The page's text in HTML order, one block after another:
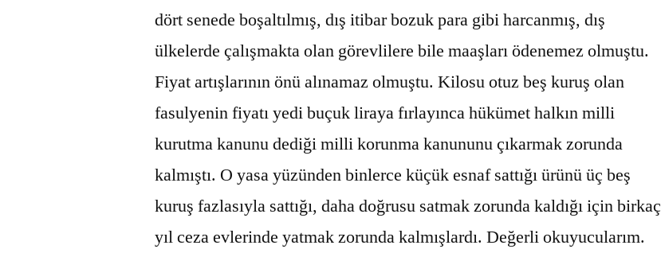
dört senede boşaltılmış, dış itibar bozuk para gibi harcanmış, dış
ülkelerde çalışmakta olan görevlilere bile maaşları ödenemez olmuştu.
Fiyat artışlarının önü alınamaz olmuştu. Kilosu otuz beş kuruş olan
fasulyenin fiyatı yedi buçuk liraya fırlayınca hükümet halkın milli
kurutma kanunu dediği milli korunma kanununu çıkarmak zorunda
kalmıştı. O yasa yüzünden binlerce küçük esnaf sattığı ürünü üç beş
kuruş fazlasıyla sattığı, daha doğrusu satmak zorunda kaldığı için birkaç
yıl ceza evlerinde yatmak zorunda kalmışlardı. Değerli okuyucularım.